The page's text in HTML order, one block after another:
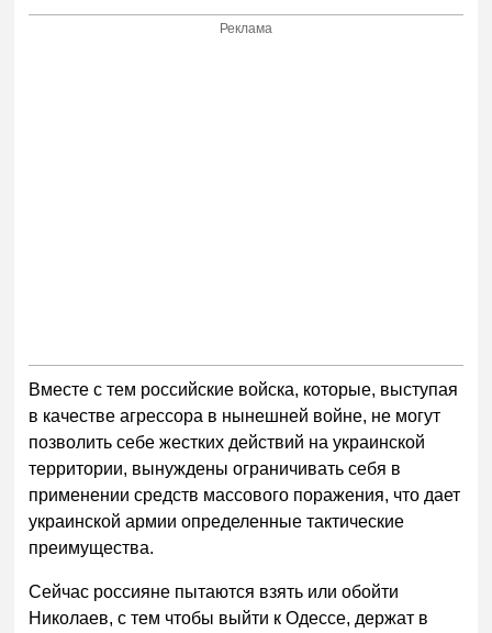
Реклама
Вместе с тем российские войска, которые, выступая
в качестве агрессора в нынешней войне, не могут
позволить себе жестких действий на украинской
территории, вынуждены ограничивать себя в
применении средств массового поражения, что дает
украинской армии определенные тактические
преимущества.
Сейчас россияне пытаются взять или обойти
Николаев, с тем чтобы выйти к Одессе, держат в